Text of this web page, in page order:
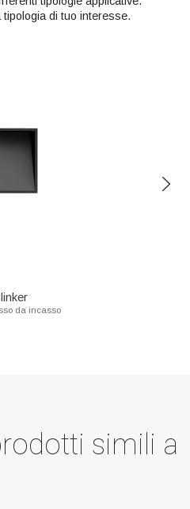
di tuo interesse.
da incasso
simili a